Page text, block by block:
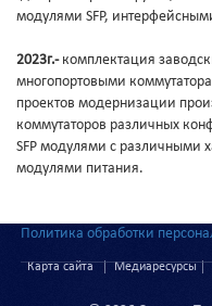
модулями SFP,
2023г.-комплектация
многопортовыми
проектов модернизации
коммутаторов различных
SFP модулями с различными
модулями питания.
Политика обработки
Карта сайта Медиаресурсы